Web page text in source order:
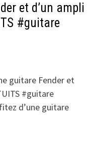
et d’un ampli
#guitare
guitare Fender et
#guitare
d’une guitare